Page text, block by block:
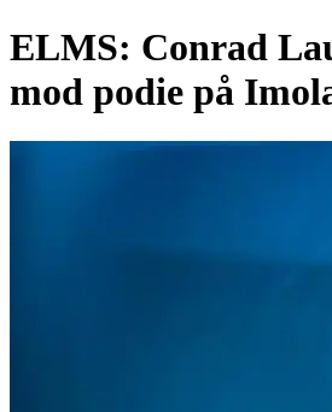
ELMS: Conrad
mod podie på